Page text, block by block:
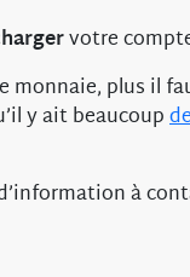
votre
plus il
y ait beaucoup
à